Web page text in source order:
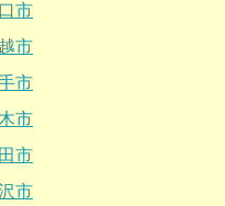
市
市
市
市
市
市